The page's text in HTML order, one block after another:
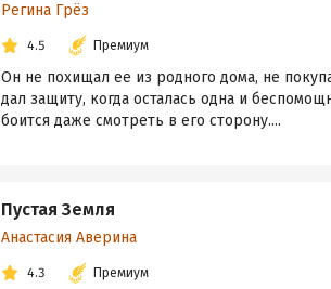
Регина Грёз
4.5 Премиум
Он не похищал ее из родного дома, не
дал защиту, когда осталась одна и
боится даже смотреть в его сторону....
Пустая Земля
Анастасия Аверина
4.3 Премиум